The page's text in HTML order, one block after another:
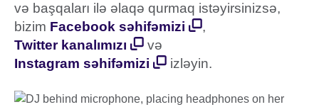
və başqaları ilə əlaqə qurmaq istəyirsinizsə,
bizim Facebook səhifəmizi
,
Twitter kanalımızı
və
Instagram səhifəmizi
izləyin.